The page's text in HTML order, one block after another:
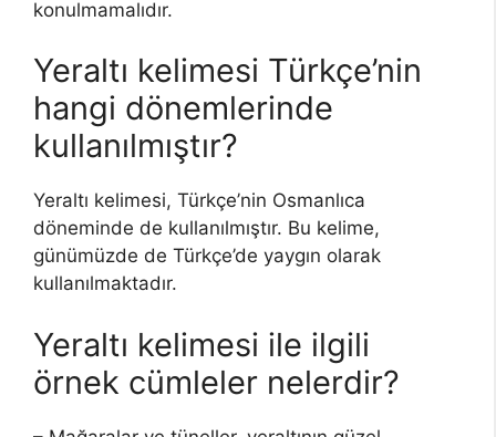
konulmamalıdır.
Yeraltı kelimesi Türkçe’nin
hangi dönemlerinde
kullanılmıştır?
Yeraltı kelimesi, Türkçe’nin Osmanlıca
döneminde de kullanılmıştır. Bu kelime,
günümüzde de Türkçe’de yaygın olarak
kullanılmaktadır.
Yeraltı kelimesi ile ilgili
örnek cümleler nelerdir?